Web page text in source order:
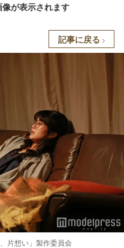
が表示されます
記事に戻る
片想い」製作委員会